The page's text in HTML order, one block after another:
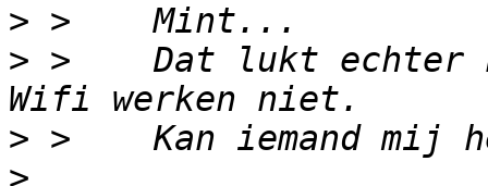
>
> >    Dat lukt echter
>
>